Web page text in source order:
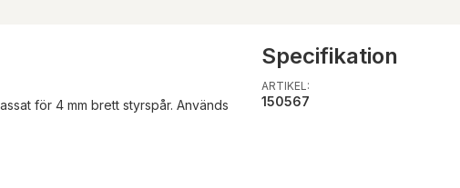
för 4 mm brett styrspår. Används
Specifikation
ARTIKEL:
150567